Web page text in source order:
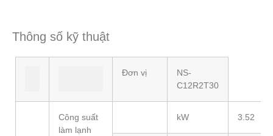
Thông số kỹ thuật
Đơn vị
NS-
C12R2T30
Công suất
làm lạnh
kW 3.52